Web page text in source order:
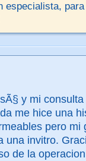
especialista,
y mi
me hice una
pero mi
una invitro.
de la